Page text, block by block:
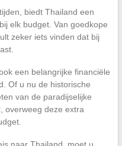
biedt Thailand een
elk budget. Van goedkope
zeker iets vinden dat bij
een belangrijke financiële
Of u nu de historische
van de paradijselijke
overweeg deze extra